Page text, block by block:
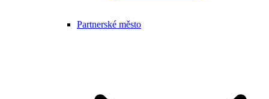
Partnerské město